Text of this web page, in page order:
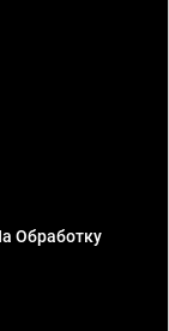
Обработку